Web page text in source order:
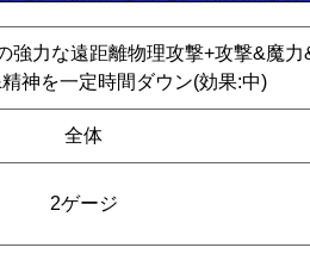
強力な遠距離物理攻撃+攻撃&魔力
神を一定時間ダウン(効果:中)
全体
2ゲージ